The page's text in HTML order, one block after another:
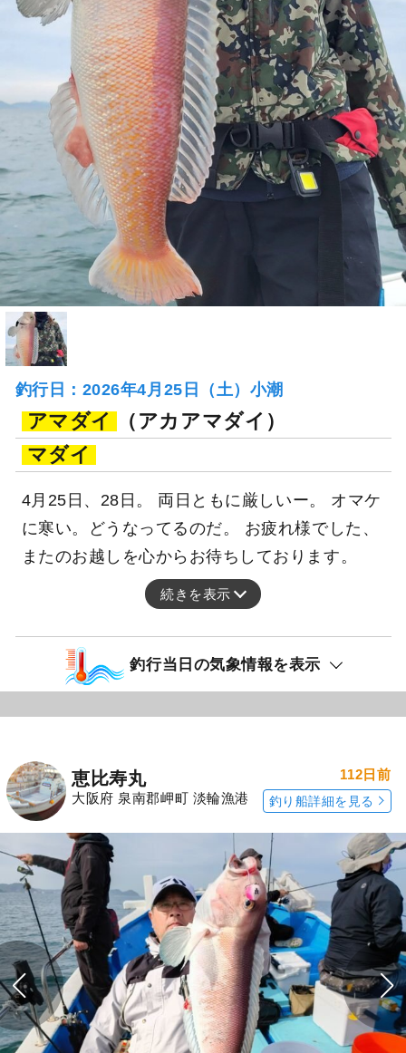
釣行日：2026年4月25日（土）小潮
アマダイ
（アカアマダイ）
マダイ
4月25日、28日。 両日ともに厳しいー。 オマケ
に寒い。どうなってるのだ。 お疲れ様でした、
またのお越しを心からお待ちしております。
続きを表示
釣行当日の気象情報を表示
恵比寿丸
大阪府 泉南郡岬町 淡輪漁港
112日前
釣り船詳細を見る